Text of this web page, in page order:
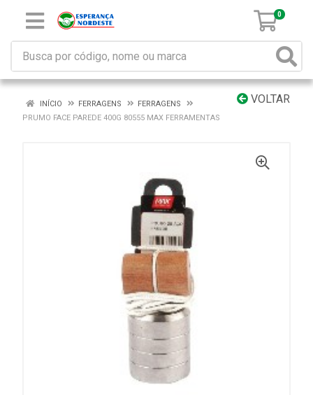
0
VOLTAR
INÍCIO FERRAGENS
FERRAGENS
PRUMO FACE PAREDE 400G 80555 MAX FERRAMENTAS